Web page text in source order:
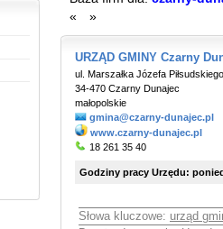
«
»
URZĄD GMINY Czarny
ul. Marszałka Józefa
34-470 Czarny Dunajec
małopolskie
gmina@czarny-dunajec.pl
www.czarny-dunajec.pl
18 261 35 40
Godziny pracy Urzędu:
Słowa kluczowe: urząd